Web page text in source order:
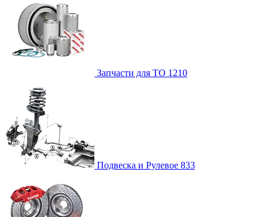
Запчасти для ТО 1210
Подвеска и Рулевое 833